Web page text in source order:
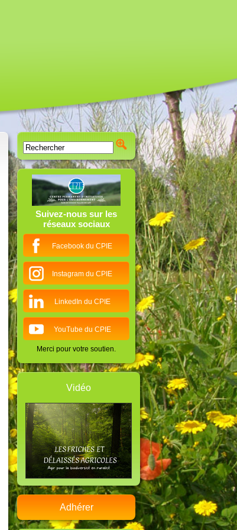
Suivez-nous sur les
réseaux sociaux
Facebook du CPIE
Instagram du CPIE
LinkedIn du CPIE
YouTube du CPIE
Merci pour votre soutien.
Vidéo
Adhérer